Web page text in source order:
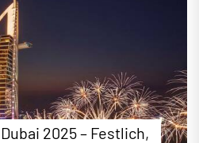
Umm Al Quwain und
Staat. Wie jedes Jahr
zahlreiche Feierlichkeiten
der VAE statt. Wir stellen
Feste vor.
2025 – Festlich,